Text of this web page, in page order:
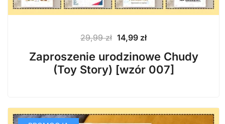
29,99zł Pierwotna
cena
wynosiła:
29,99 zł.
14,99 złAktualna
wynosi:
14,99 zł.
Zaproszenie urodzinowe Chudy
(Toy Story) [wzór 007]